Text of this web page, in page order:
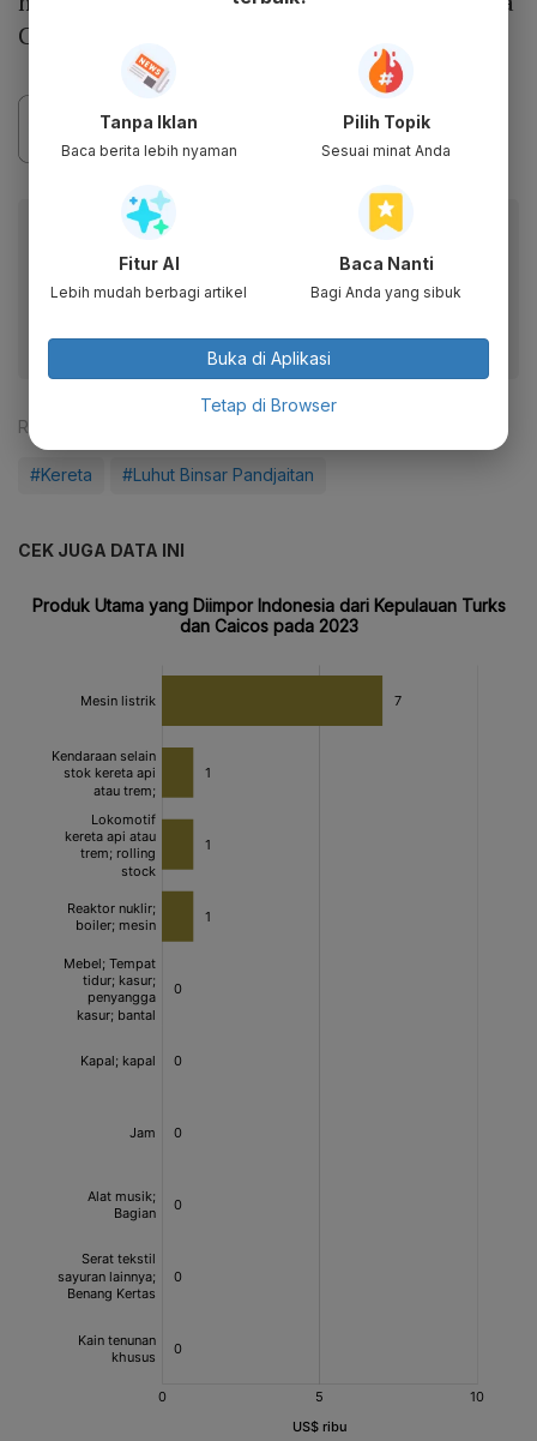
Cepat Jakarta-Bandung.
Baca artikel ini lewat aplikasi mobile.
Dapatkan pengalaman membaca lebih nyaman dan nikmati
fitur menarik lainnya lewat aplikasi mobile Katadata.
Reporter:
#Kereta #Luhut Binsar Pandjaitan
CEK JUGA DATA INI
Tanpa Iklan
Baca berita lebih nyaman
Pilih Topik
Sesuai minat Anda
Fitur AI
Lebih mudah berbagi artikel
Baca Nanti
Bagi Anda yang sibuk
Buka di Aplikasi
Tetap di Browser